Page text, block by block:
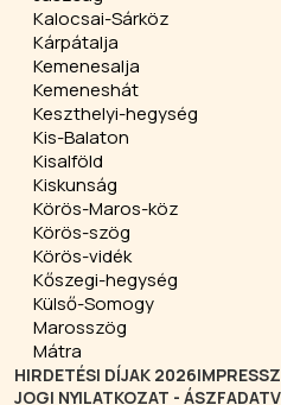
Kalocsai-Sárköz
Kárpátalja
Kemenesalja
Kemeneshát
Keszthelyi-hegység
Kis-Balaton
Kisalföld
Kiskunság
Körös-Maros-köz
Körös-szög
Körös-vidék
Kőszegi-hegység
Külső-Somogy
Marosszög
Mátra
HIRDETÉSI DÍJAK 2026
JOGI NYILATKOZAT - ÁSZF